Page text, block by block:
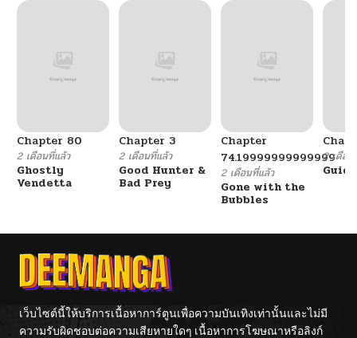
Chapter 80
2 เดือนที่แล้ว
Ghostly
Vendetta
Chapter 3
2 เดือนที่แล้ว
Good Hunter &
Bad Prey
Chapter
74.19999999999999
2 เดือนที่แล้ว
Gone with the
Bubbles
2 เดือน
เว็บไซต์นี้ให้บริการเนื้อหาการ์ตูนเพื่อความบันเทิงเท่านั้นและไม่มี
ความรับผิดชอบต่อความเสียหายใดๆ เนื้อหาการโฆษณาหรือลิงก์